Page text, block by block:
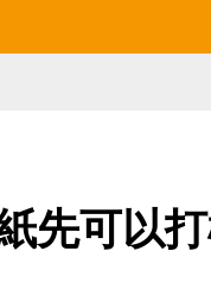
先可以